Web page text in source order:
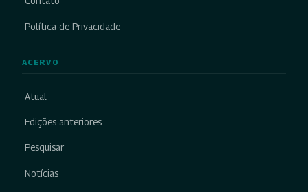
Política de Privacidade
ACERVO
Atual
Edições anteriores
Pesquisar
Notícias